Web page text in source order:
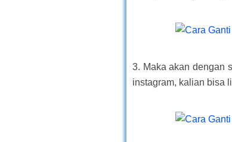
3. Maka akan dengan
instagram, kalian bisa